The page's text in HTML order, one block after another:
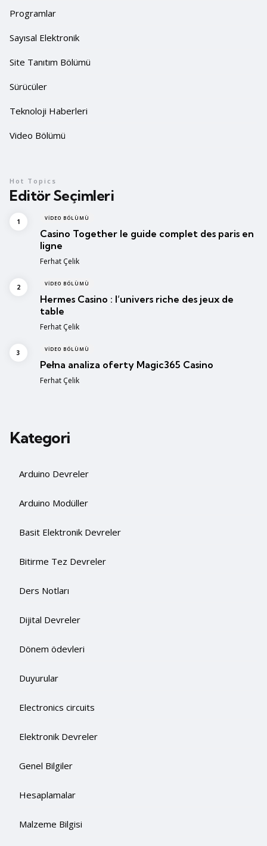
Programlar
Sayısal Elektronik
Site Tanıtım Bölümü
Sürücüler
Teknoloji Haberleri
Video Bölümü
Editör Seçimleri
Hot Topics
VIDEO BÖLÜMÜ
Casino Together le guide complet des paris en
ligne
Posted
Ferhat Çelik
VIDEO BÖLÜMÜ
Hermes Casino : l’univers riche des jeux de
table
Posted
Ferhat Çelik
VIDEO BÖLÜMÜ
Pełna analiza oferty Magic365 Casino
Posted
Ferhat Çelik
Kategori
Arduino Devreler
Arduino Modüller
Basit Elektronik Devreler
Bitirme Tez Devreler
Ders Notları
Dijital Devreler
Dönem ödevleri
Duyurular
Electronics circuits
Elektronik Devreler
Genel Bilgiler
Hesaplamalar
Malzeme Bilgisi